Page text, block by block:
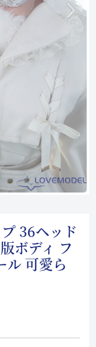
36ヘッド
ボディ フ
ル 可愛ら